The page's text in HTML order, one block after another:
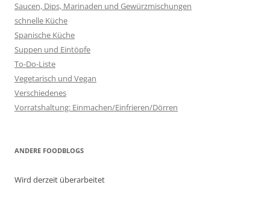
Saucen, Dips, Marinaden und Gewürzmischungen
schnelle Küche
Spanische Küche
Suppen und Eintöpfe
To-Do-Liste
Vegetarisch und Vegan
Verschiedenes
Vorratshaltung: Einmachen/Einfrieren/Dörren
ANDERE FOODBLOGS
Wird derzeit überarbeitet